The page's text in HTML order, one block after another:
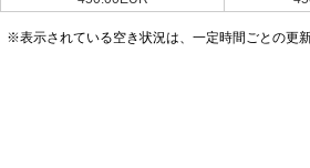
※表示されている空き状況は、一定時間ごとの更